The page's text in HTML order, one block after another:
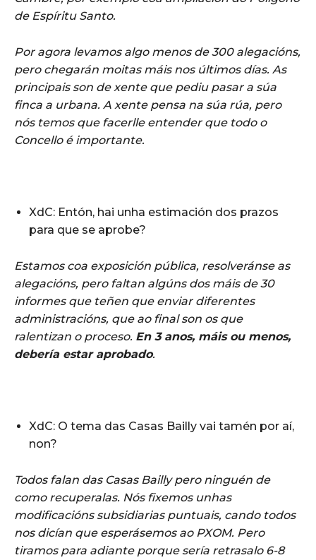
de Espíritu Santo.
Por agora levamos algo menos de 300 alegacións,
pero chegarán moitas máis nos últimos días. As
principais son de xente que pediu pasar a súa
finca a urbana. A xente pensa na súa rúa, pero
nós temos que facerlle entender que todo o
Concello é importante.
XdC: Entón, hai unha estimación dos prazos
para que se aprobe?
Estamos coa exposición pública, resolveránse as
alegacións, pero faltan algúns dos máis de 30
informes que teñen que enviar diferentes
administracións, que ao final son os que
ralentizan o proceso. En 3 anos, máis ou menos,
debería estar aprobado.
XdC: O tema das Casas Bailly vai tamén por aí,
non?
Todos falan das Casas Bailly pero ninguén de
como recuperalas. Nós fixemos unhas
modificacións subsidiarias puntuais, cando todos
nos dicían que esperásemos ao PXOM. Pero
tiramos para adiante porque sería retrasalo 6-8